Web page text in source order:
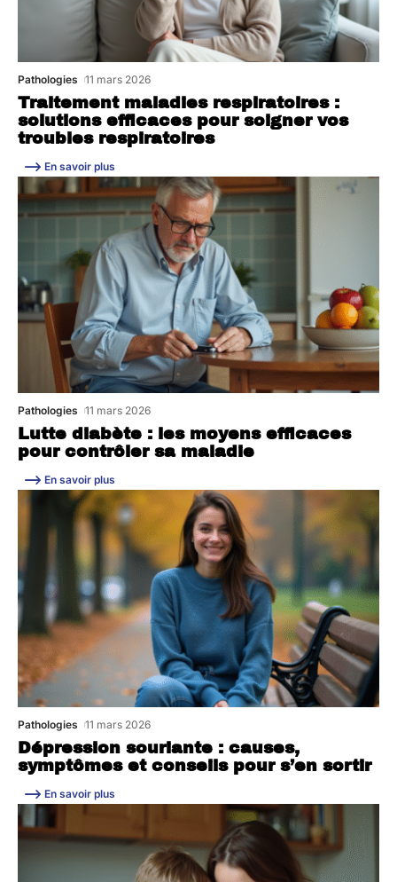
Traitement maladies respiratoires :
solutions efficaces pour soigner vos
troubles respiratoires
Pathologies 11 mars 2026
En savoir plus
Lutte diabète : les moyens efficaces
pour contrôler sa maladie
Pathologies 11 mars 2026
En savoir plus
Dépression souriante : causes,
symptômes et conseils pour s’en sortir
Pathologies 11 mars 2026
En savoir plus